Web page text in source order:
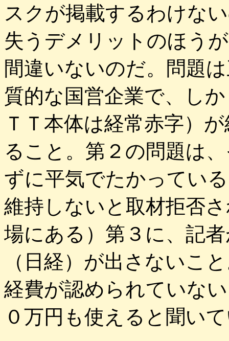
スクが掲載するわけな
失うデメリットのほう
間違いないのだ。問題
質的な国営企業で、し
ＴＴ本体は経常赤字）
ること。第２の問題は
ずに平気でたかってい
維持しないと取材拒否
場にある）第３に、記
（日経）が出さないこ
経費が認められていな
０万円も使えると聞い